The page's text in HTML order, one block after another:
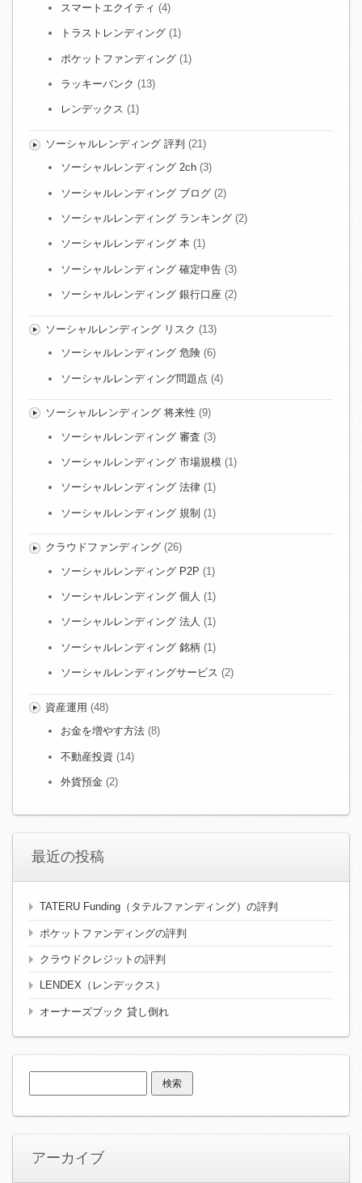
スマートエクイティ (4)
トラストレンディング (1)
ポケットファンディング (1)
ラッキーバンク (13)
レンデックス (1)
ソーシャルレンディング 評判 (21)
ソーシャルレンディング 2ch (3)
ソーシャルレンディング ブログ (2)
ソーシャルレンディング ランキング (2)
ソーシャルレンディング 本 (1)
ソーシャルレンディング 確定申告 (3)
ソーシャルレンディング 銀行口座 (2)
ソーシャルレンディング リスク (13)
ソーシャルレンディング 危険 (6)
ソーシャルレンディング問題点 (4)
ソーシャルレンディング 将来性 (9)
ソーシャルレンディング 審査 (3)
ソーシャルレンディング 市場規模 (1)
ソーシャルレンディング 法律 (1)
ソーシャルレンディング 規制 (1)
クラウドファンディング(26)
ソーシャルレンディング P2P (1)
ソーシャルレンディング 個人 (1)
ソーシャルレンディング 法人 (1)
ソーシャルレンディング 銘柄 (1)
ソーシャルレンディングサービス (2)
資産運用 (48)
お金を増やす方法 (8)
不動産投資 (14)
外貨預金 (2)
最近の投稿
TATERU Funding（タテルファンディング）の評判
ポケットファンディングの評判
クラウドクレジットの評判
LENDEX（レンデックス）
オーナーズブック 貸し倒れ
索:
アーカイブ